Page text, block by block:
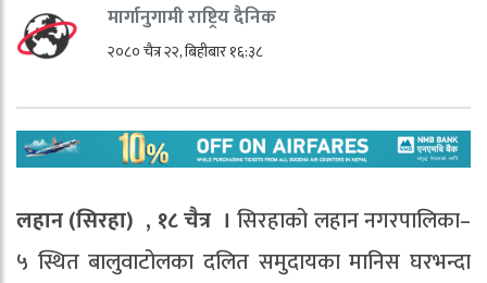
मार्गानुगामी राष्ट्रिय दैनिक
२०८० चैत्र २२, बिहीबार १६:३८
लहान (सिरहा) , १८ चैत्र । सिरहाको लहान नगरपालिका–
५ स्थित बालुवाटोलका दलित समुदायका मानिस घरभन्दा